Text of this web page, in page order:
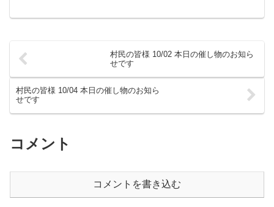
村民の皆様 10/02 本日の催し物のお知ら
せです
村民の皆様 10/04 本日の催し物のお知ら
せです
コメント
コメントを書き込む